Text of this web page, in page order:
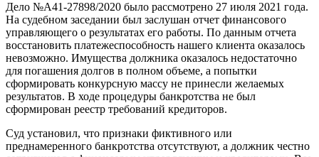
Дело №А41-27898/2020 было рассмотрено 27 июля 2021 года.
На судебном заседании был заслушан отчет финансового
управляющего о результатах его работы. По данным отчета
восстановить платежеспособность нашего клиента оказалось
невозможно. Имущества должника оказалось недостаточно
для погашения долгов в полном объеме, а попытки
сформировать конкурсную массу не принесли желаемых
результатов. В ходе процедуры банкротства не был
сформирован реестр требований кредиторов.
Суд установил, что признаки фиктивного или
преднамеренного банкротства отсутствуют, а должник честно